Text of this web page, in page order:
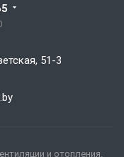
51-3
и отопления.